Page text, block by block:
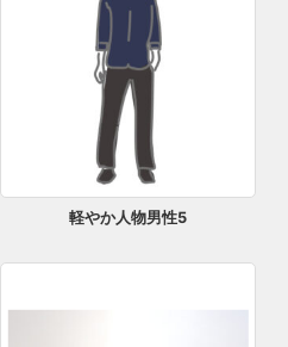
軽やか人物男性5